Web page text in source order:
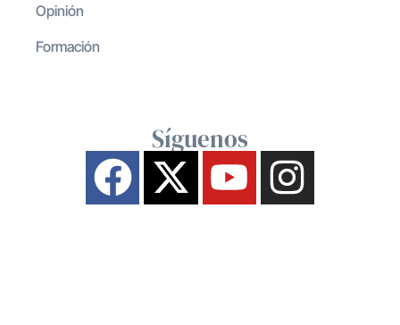
Opinión
Formación
Síguenos